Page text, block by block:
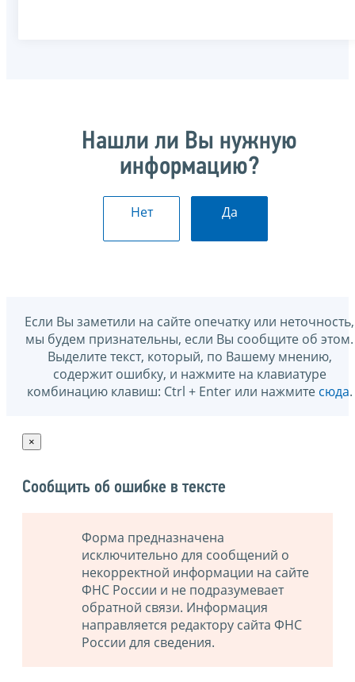
Нашли ли Вы нужную
информацию?
Нет Да
Если Вы заметили на сайте опечатку или неточность,
мы будем признательны, если Вы сообщите об этом.
Выделите текст, который, по Вашему мнению,
содержит ошибку, и нажмите на клавиатуре
комбинацию клавиш: Ctrl + Enter или нажмите сюда.
×
Сообщить об ошибке в тексте
Форма предназначена
исключительно для сообщений о
некорректной информации на сайте
ФНС России и не подразумевает
обратной связи. Информация
направляется редактору сайта ФНС
России для сведения.